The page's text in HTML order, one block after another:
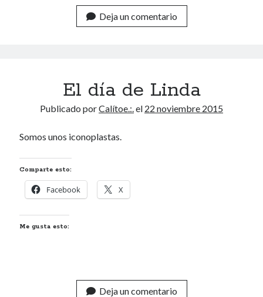
Deja un comentario
El día de Linda
Publicado porCalítoe.:.el 22 noviembre 2015
Somos unos iconoplastas.
Comparte esto:
Facebook X
Me gusta esto:
Deja un comentario